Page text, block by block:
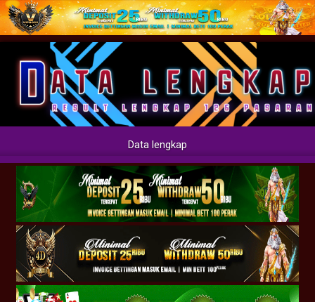
Data lengkap